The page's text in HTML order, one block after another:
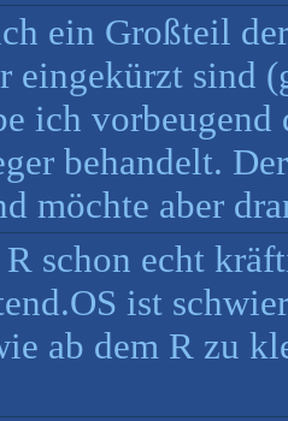
ein Großteil
eingekürzt sind
ich
behandelt.
möchte aber
schon echt
ist
ab dem R zu